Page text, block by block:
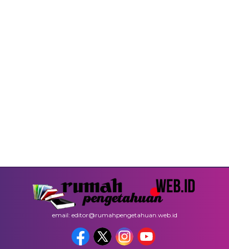
email: editor@rumahpengetahuan.web.id